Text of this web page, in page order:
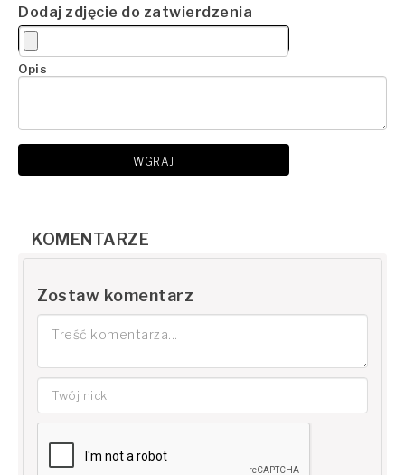
Dodaj zdjęcie do zatwierdzenia
Opis
WGRAJ
KOMENTARZE
Zostaw komentarz